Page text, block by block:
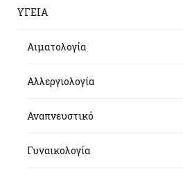
ΥΓΕΙΑ
Αιματολογία
Αλλεργιολογία
Αναπνευστικό
Γυναικολογία